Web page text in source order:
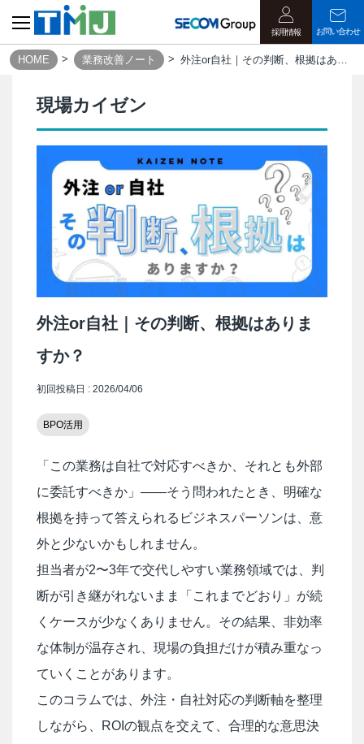
採用情報 お問い合わせ
HOME 業務改善ノート 外注or自社｜その判断、根拠はありますか？
現場カイゼン
BPO活用
初回投稿日 : 2026/04/06
外注or自社｜その判断、根拠はありま
すか？
「この業務は自社で対応すべきか、それとも外部
に委託すべきか」——そう問われたとき、明確な
根拠を持って答えられるビジネスパーソンは、意
外と少ないかもしれません。
担当者が2〜3年で交代しやすい業務領域では、判
断が引き継がれないまま「これまでどおり」が続
くケースが少なくありません。その結果、非効率
な体制が温存され、現場の負担だけが積み重なっ
ていくことがあります。
このコラムでは、外注・自社対応の判断軸を整理
しながら、ROIの観点を交えて、合理的な意思決